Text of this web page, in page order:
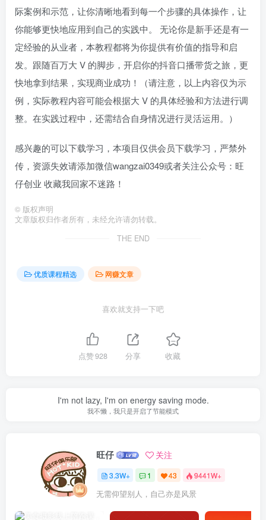
际案例和示范，让你清晰地看到每一个步骤的具体操作，让
你能够更快地应用到自己的实践中。 无论你是新手还是有一
定经验的从业者，本教程都将为你提供有价值的指导和启
发。跟随百万大 V 的脚步，开启你的抖音口播带货之旅，更
快地拿到结果，实现商业成功！（请注意，以上内容仅为示
例，实际教程内容可能会根据大 V 的具体经验和方法进行调
整。在实践过程中，还需结合自身情况进行灵活运用。）
感兴趣的可以下载学习，本项目仅供会员下载学习，严禁外
传，资源失效请添加微信wangzai0349或者关注公众号：旺
仔创业 收藏我回家不迷路！
© 版权声明
文章版权归作者所有，未经允许请勿转载。
THE END
优质课程精选 网赚文章
喜欢就支持一下吧
点赞928 分享 收藏
I'm not lazy, I'm on energy saving mode.
我不懒，我只是开启了节能模式
旺仔 关注
3.3W+ 1 43 9441W+
无需仰望别人，自己亦是风景